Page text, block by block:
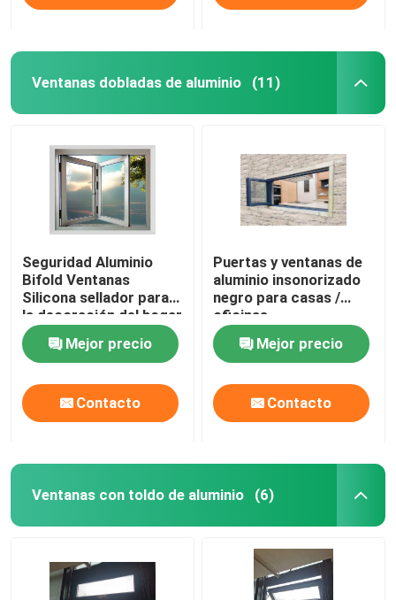
Ventanas dobladas de aluminio (11)
Seguridad Aluminio
Bifold Ventanas
Silicona sellador para
la decoración del hogar
Mejor precio
Contacto
Puertas y ventanas de
aluminio insonorizado
negro para casas /
oficinas
Mejor precio
Contacto
Ventanas con toldo de aluminio (6)